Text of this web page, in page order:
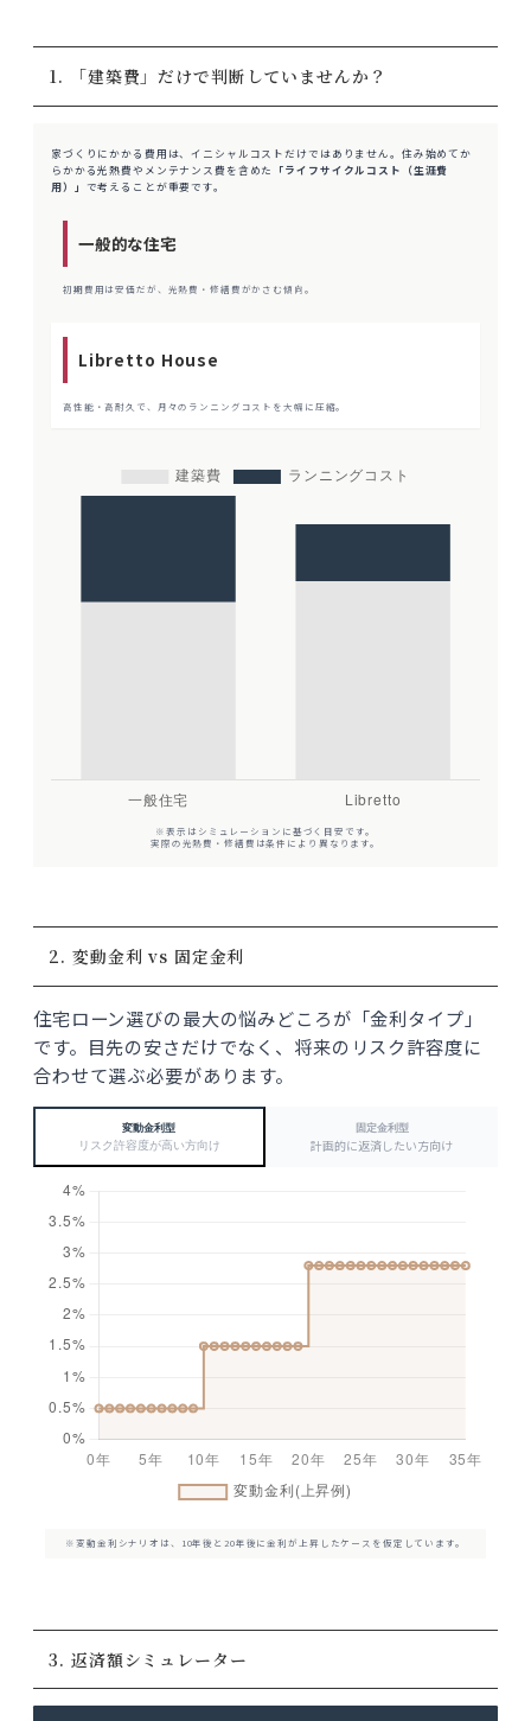
1. 「建築費」だけで判断していませんか？
家づくりにかかる費用は、イニシャルコストだけではありません。住み始めてか
らかかる光熱費やメンテナンス費を含めた
「ライフサイクルコスト（生涯費
用）」 で考えることが重要です。
一般的な住宅
初期費用は安価だが、光熱費・修繕費がかさむ傾向。
Libretto House
高性能・高耐久で、月々のランニングコストを大幅に圧縮。
※表示はシミュレーションに基づく目安です。
実際の光熱費・修繕費は条件により異なります。
2. 変動金利 vs 固定金利
住宅ローン選びの最大の悩みどころが「金利タイプ」
です。目先の安さだけでなく、将来のリスク許容度に
合わせて選ぶ必要があります。
変動金利型
リスク許容度が高い方向け
固定金利型
計画的に返済したい方向け
※変動金利シナリオは、10年後と20年後に金利が上昇したケースを仮定しています。
3. 返済額シミュレーター